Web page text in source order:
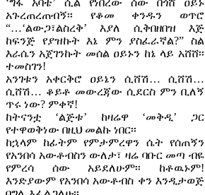
አጉረጠረጠብኝ፡፡ የቆመ ቀንዱን ወጥሮ
“…‘ልውጋ፣ልስረቅ’ እያለ ሲቅበዘበዝ እጅ
ከፍንጅ የያዝኩት እኔ ምን ያስፈራኛል?” ስል
እራሴን አጀገንኩት መሰል ዐይኑን ከኔ ላይ አሸሸ፡፡
ተመስገን!
አንገቱን አቀርቅሮ ዐይኔን ሲሸሽ… ሲሸሽ…
ሲሸሽ… ቆይቶ መውረጃው ሲደርስ ምን ቢለኝ
ጥሩ ነው? ምቀኛ!
ከትናንቷ ‘ልጅቱ’ ከዛሬዋ ‘መቅዲ’ ጋር
የተዋወቅነው በዚህ መልኩ ነበር፡፡
ከኋላም ከፊትም የምታምረዋን ሴት የሰጠኝን
የአንበሳ አውቶብስን ውለታ፣ ዛሬ ባቡር መጣ ብዬ
የምረሳ ሰው አይደለሁም፡፡ ከቶዉኑም!
እንድያውም የአንበሳ አውቶብስ ቀን እንዲታወጅ